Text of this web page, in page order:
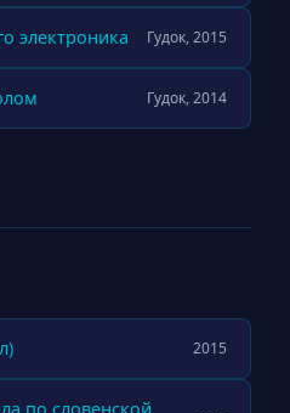
электроника Гудок, 2015
Гудок, 2014
2015